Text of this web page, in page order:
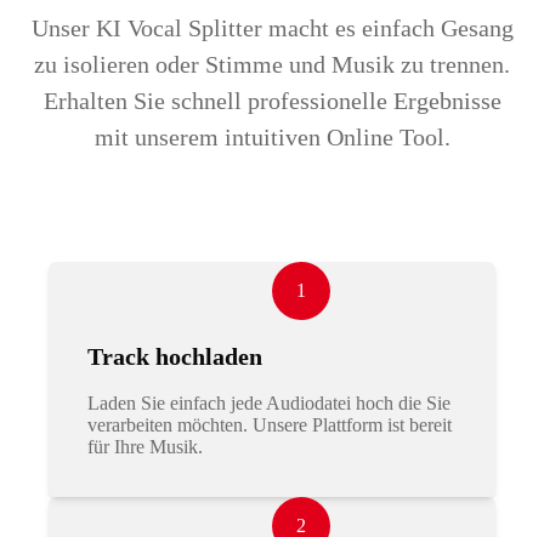
Unser KI Vocal Splitter macht es einfach Gesang
zu isolieren oder Stimme und Musik zu trennen.
Erhalten Sie schnell professionelle Ergebnisse
mit unserem intuitiven Online Tool.
1
Track hochladen
Laden Sie einfach jede Audiodatei hoch die Sie
verarbeiten möchten. Unsere Plattform ist bereit
für Ihre Musik.
2